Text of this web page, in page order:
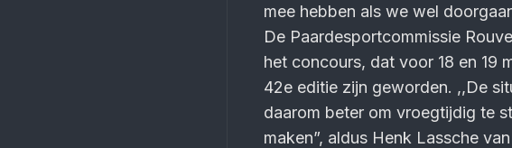
mee hebben als we wel
De Paardesportcommissie
het concours, dat voor 18 en 19
42e editie zijn geworden. ,,De
daarom beter om vroegtijdig te
maken”, aldus Henk Lassche